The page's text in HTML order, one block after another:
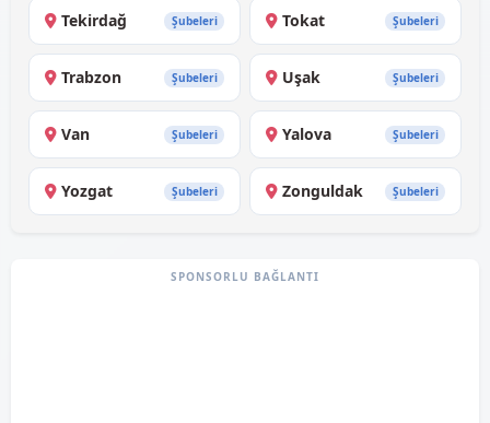
Tekirdağ Şubeleri Tokat Şubeleri
Trabzon Şubeleri Uşak Şubeleri
Van Şubeleri Yalova Şubeleri
Yozgat Şubeleri Zonguldak Şubeleri
SPONSORLU BAĞLANTI